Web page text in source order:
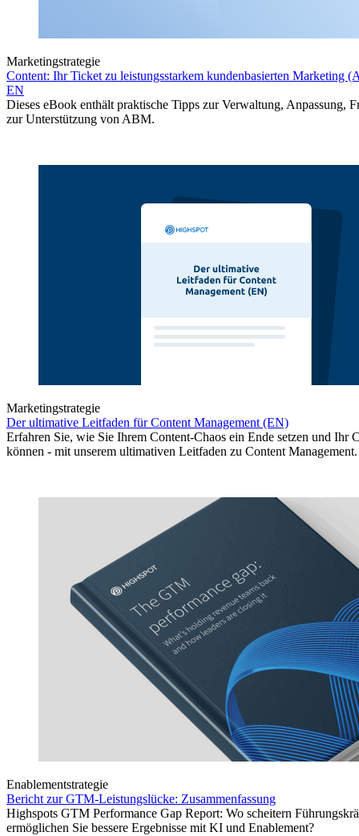
Marketingstrategie
Content: Ihr Ticket zu leistungsstarkem kundenbasierten Marketing
EN
Dieses eBook enthält praktische Tipps zur Verwaltung, Anpassung,
zur Unterstützung von ABM.
Marketingstrategie
Der ultimative Leitfaden für Content Management (EN)
Erfahren Sie, wie Sie Ihrem Content-Chaos ein Ende setzen und Ihr
können - mit unserem ultimativen Leitfaden zu Content Management.
Enablementstrategie
Bericht zur GTM-Leistungslücke: Zusammenfassung
Highspots GTM Performance Gap Report: Wo scheitern
ermöglichen Sie bessere Ergebnisse mit KI und Enablement?